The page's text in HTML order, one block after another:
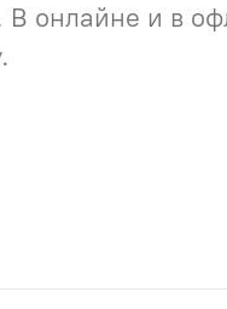
В онлайне и в